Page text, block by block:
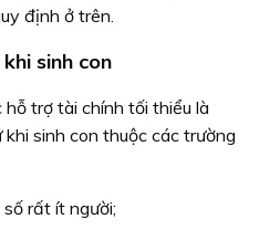
định ở trên.
sinh con
trợ tài chính tối thiểu là
sinh con thuộc các trường
rất ít người;